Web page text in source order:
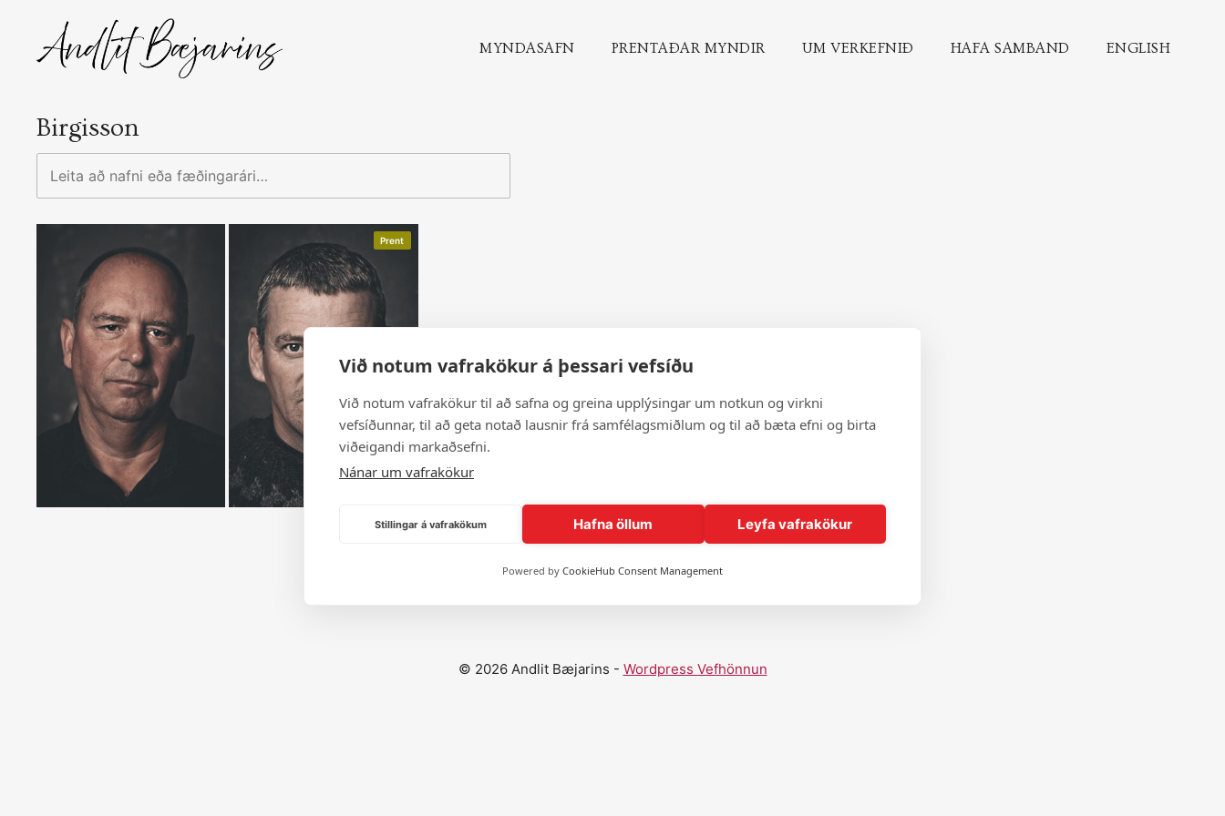
content
MYNDASAFN PRENTAÐAR MYNDIR UM VERKEFNIÐ HAFA SAMBAND ENGLISH
Birgisson
að
fæðingarári…
Prent
Sýna fleiri andlit
© 2026 Andlit Bæjarins - Wordpress Vefhönnun
Við notum vafrakökur á þessari vefsíðu
Við notum vafrakökur til að safna og greina upplýsingar um notkun og virkni
vefsíðunnar, til að geta notað lausnir frá samfélagsmiðlum og til að bæta efni og birta
viðeigandi markaðsefni.
Nánar um vafrakökur
Stillingar á vafrakökum Hafna öllum Leyfa vafrakökur
Powered by CookieHub Consent Management